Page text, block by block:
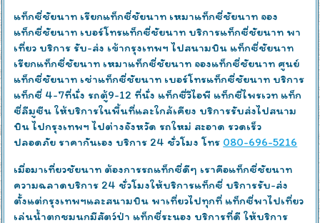
แท็กซี่ชัยนาท เรียกแท็กซี่ชัยนาท เหมาแท็กซี่ชัยนาท จอง
แท็กซี่ชัยนาท เบอร์โทรแท็กซี่ชัยนาท บริการแท็กซี่ชัยนาท พา
เที่ยว บริการ รับ-ส่ง เข้ากรุงเทพฯ ไปสนามบิน แท็กซี่ชัยนาท
เรียกแท็กซี่ชัยนาท เหมาแท็กซี่ชัยนาท จองแท็กซี่ชัยนาท ศูนย์
แท็กซี่ชัยนาท เช่าแท็กซี่ชัยนาท เบอร์โทรแท็กซี่ชัยนาท บริการ
แท็กซี่ 4-7ที่นั่ง รถตู้9-12 ที่นั่ง แท็กซี่วีไอพี แท็กซี่ไพรเวท แท็ก
ซี่ลีมูซีน ให้บริการในพื้นที่และใกล้เคียง บริการรับส่งไปสนาม
บิน ไปกรุงเทพฯ ไปต่างจังหวัด รถใหม่ สะอาด รวดเร็ว
ปลอดภัย ราคากันเอง บริการ 24 ชั่วโมง โทร 080-696-5216
เมื่อมาเที่ยวชัยนาท ต้องการรถแท็กซี่ดีๆ เราคือแท็กซี่ชัยนาท
ความฉลาดบริการ 24 ชั่วโมงให้บริการแท็กซี่ บริการรับ-ส่ง
ตั้งแต่กรุงเทพฯและสนามบิน พาเที่ยวไปทุกที่ แท็กซี่พาไปเที่ยว
เล่นน้ำตกชมนกมีสัตว์ป่า แท็กซี่ระนอง บริการที่ดี ให้บริการ